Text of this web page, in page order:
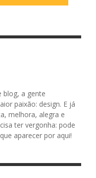
blog, a gente
paixão: design. E já
melhora, alegra e
ter vergonha: pode
aparecer por aqui!